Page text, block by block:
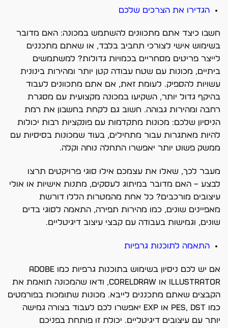
הגדירו את הצרכים שלכם
חשבו כיצד אתם מתכוונים להשתמש במכונה: האם מדובר
בשימוש אישי לצורכי תחביב בלבד, או שאתם מתכננים
לייצר פריטים מסחריים בכמויות גדולות? למשתמשים
ביתיים, מכונות עם שטח עבודה קטן יותר ומהירות בינונית
עשויות להספיק. לעומת זאת, אם אתם מתכוונים לעבוד
בהיקף גדול יותר, השקיעו במכונה מקצועית עם מסגרת
רחבה ומהירות גבוהה. חשוב גם לקחת בחשבון את רמת
הניסיון שלכם: מכונות מתקדמות עם פונקציות רבות יכולות
להיות מאתגרות עבור מתחילים, בעוד שמכונות בסיסיות עם
ממשק פשוט יותר יאפשרו התחלה נוחה וקלה.
מעבר לכך, שאלו את עצמכם אילו סוגי פרויקטים תרצו
לבצע – האם מדובר במיתוג לעסקים, מתנות אישיות או אולי
עיצובים מורכבים? כל אחת מהמטרות הללו דורשת
מאפיינים שונים, כמו מהירות תפירה, התאמה לסוגי בדים
שונים, וגמישות בעבודה עם קבצי עיצוב דיגיטליים.
התאמה לתוכנות גרפיות
אם יש לכם ניסיון בשימוש בתוכנות גרפיות כמו Adobe
Illustrator או CorelDRAW, ודאו שהמכונה תואמת את
הקבצים שאתם מתכננים לייבא. מכונות שתומכות בפורמטים
כמו PES, DST או EXP יאפשרו לכם לעבוד בצורה גמישה
יותר עם עיצובים דיגיטליים. יכולת זו פותחת בפניכם